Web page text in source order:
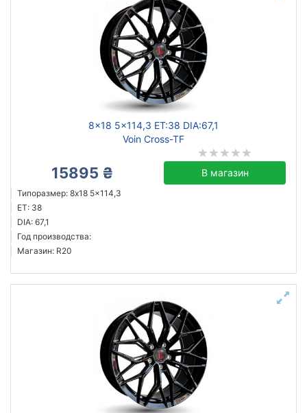
8x18 5x114,3 ET:38 DIA:67,1
Voin Cross-TF
15895 ₴ В магазин
Типоразмер: 8x18 5x114,3
ET: 38
DIA: 67,1
Год производства:
Магазин: R20